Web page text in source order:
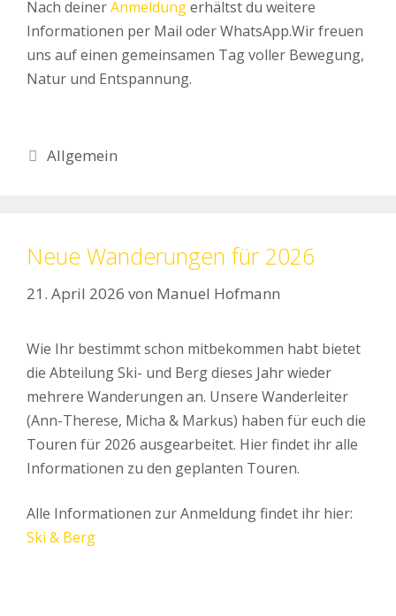
Nach deinerAnmeldungerhältst du weitere
Informationen per Mail oder WhatsApp.Wir freuen
uns auf einen gemeinsamen Tag voller Bewegung,
Natur und Entspannung.
Kategorien
Allgemein
Neue Wanderungen für 2026
21. April 2026 von Manuel Hofmann
Wie Ihr bestimmt schon mitbekommen habt bietet
die Abteilung Ski- und Berg dieses Jahr wieder
mehrere Wanderungen an. Unsere Wanderleiter
(Ann-Therese, Micha & Markus) haben für euch die
Touren für 2026 ausgearbeitet. Hier findet ihr alle
Informationen zu den geplanten Touren.
Alle Informationen zur Anmeldung findet ihr hier:
Ski & Berg